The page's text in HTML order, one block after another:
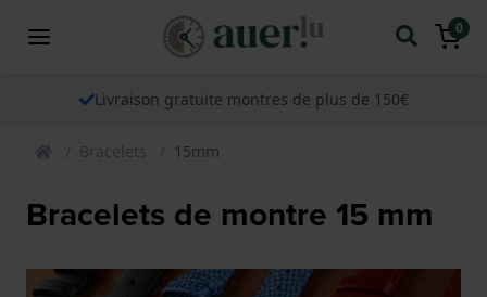
0
Livraison gratuite montres de plus de 150€
Bracelets 15mm
Bracelets de montre 15 mm